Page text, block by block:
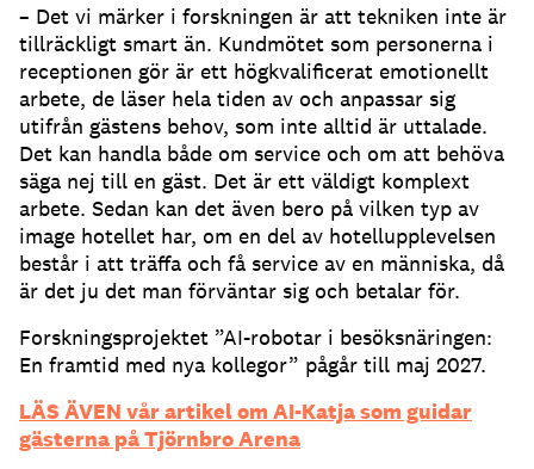
– Det vi märker i forskningen är att tekniken inte är
tillräckligt smart än. Kundmötet som personerna i
receptionen gör är ett högkvalificerat emotionellt
arbete, de läser hela tiden av och anpassar sig
utifrån gästens behov, som inte alltid är uttalade.
Det kan handla både om service och om att behöva
säga nej till en gäst. Det är ett väldigt komplext
arbete. Sedan kan det även bero på vilken typ av
image hotellet har, om en del av hotellupplevelsen
består i att träffa och få service av en människa, då
är det ju det man förväntar sig och betalar för.
Forskningsprojektet ”AI-robotar i besöksnäringen:
En framtid med nya kollegor” pågår till maj 2027.
LÄS ÄVEN vår artikel om AI-Katja som guidar
gästerna på Tjörnbro Arena